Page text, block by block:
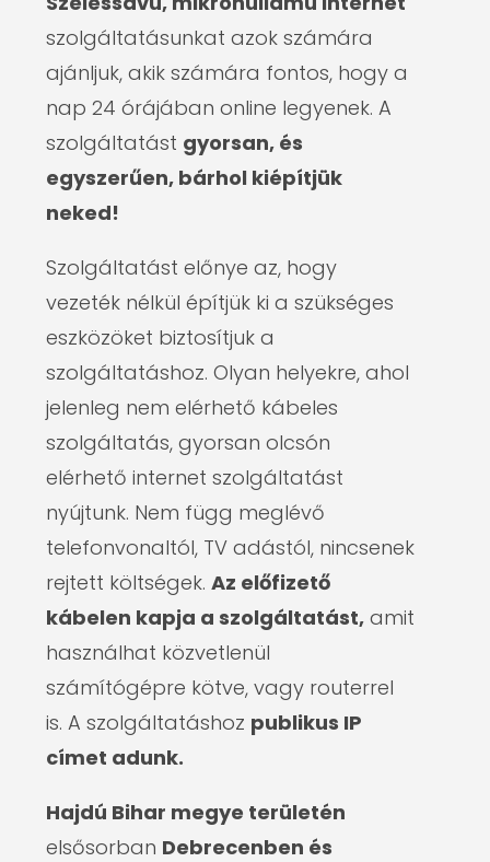
szolgáltatásunkat azok számára
ajánljuk, akik számára fontos, hogy a
nap 24 órájában online legyenek. A
szolgáltatást gyorsan, és
egyszerűen, bárhol kiépítjük
neked!
Szolgáltatást előnye az, hogy
vezeték nélkül építjük ki a szükséges
eszközöket biztosítjuk a
szolgáltatáshoz. Olyan helyekre, ahol
jelenleg nem elérhető kábeles
szolgáltatás, gyorsan olcsón
elérhető internet szolgáltatást
nyújtunk. Nem függ meglévő
telefonvonaltól, TV adástól, nincsenek
rejtett költségek.Az előfizető
kábelen kapja a szolgáltatást, amit
használhat közvetlenül
számítógépre kötve, vagy routerrel
is. A szolgáltatáshoz publikus IP
címet adunk.
Hajdú Bihar megye területén
elsősorban Debrecenben és